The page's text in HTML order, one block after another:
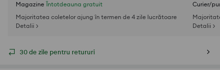
Magazine Întotdeauna gratuit
Majoritatea coletelor ajung în termen de 4 zile lucrătoare
Detalii >
Curier/
Detalii >
30 de zile pentru retururi